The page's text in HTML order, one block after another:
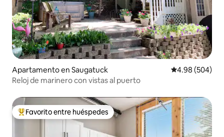
Apartamento en Saugatuck Calificación
4.98 (504)
Reloj de marinero con vistas al puerto
Favorito entre huéspedes preferido
Favorito entre huéspedes